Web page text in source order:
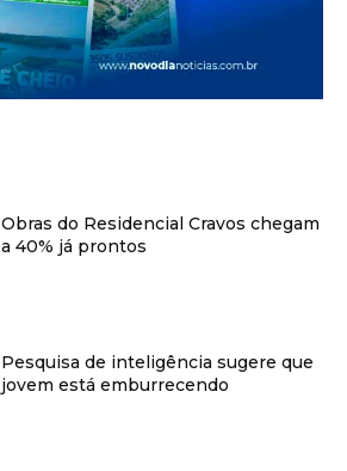
Obras do Residencial Cravos chegam
a 40% já prontos
Pesquisa de inteligência sugere que
jovem está emburrecendo